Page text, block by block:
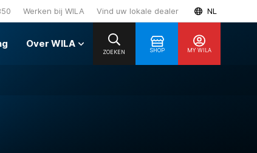
Werken bij WILA Vind uw lokale dealer NL
Over WILA
SHOP MY WILA
ZOEKEN